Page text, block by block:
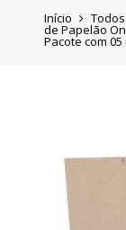
Início
de Papelão
Pacote com